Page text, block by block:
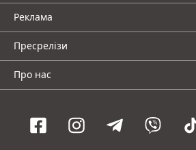
Реклама
Пресрелізи
Про нас